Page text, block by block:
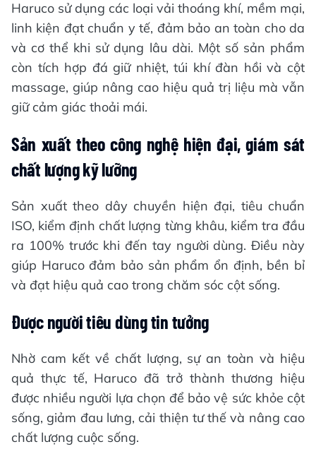
Haruco sử dụng các loại vải thoáng khí, mềm mại,
linh kiện đạt chuẩn y tế, đảm bảo an toàn cho da
và cơ thể khi sử dụng lâu dài. Một số sản phẩm
còn tích hợp đá giữ nhiệt, túi khí đàn hồi và cột
massage, giúp nâng cao hiệu quả trị liệu mà vẫn
giữ cảm giác thoải mái.
Sản xuất theo công nghệ hiện đại, giám sát
chất lượng kỹ lưỡng
Sản xuất theo dây chuyền hiện đại, tiêu chuẩn
ISO, kiểm định chất lượng từng khâu, kiểm tra đầu
ra 100% trước khi đến tay người dùng. Điều này
giúp Haruco đảm bảo sản phẩm ổn định, bền bỉ
và đạt hiệu quả cao trong chăm sóc cột sống.
Được người tiêu dùng tin tưởng
Nhờ cam kết về chất lượng, sự an toàn và hiệu
quả thực tế, Haruco đã trở thành thương hiệu
được nhiều người lựa chọn để bảo vệ sức khỏe cột
sống, giảm đau lưng, cải thiện tư thế và nâng cao
chất lượng cuộc sống.